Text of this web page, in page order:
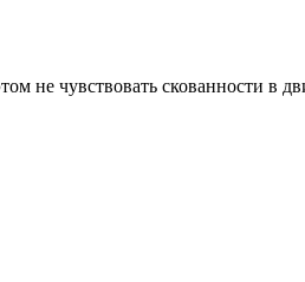
не чувствовать скованности в